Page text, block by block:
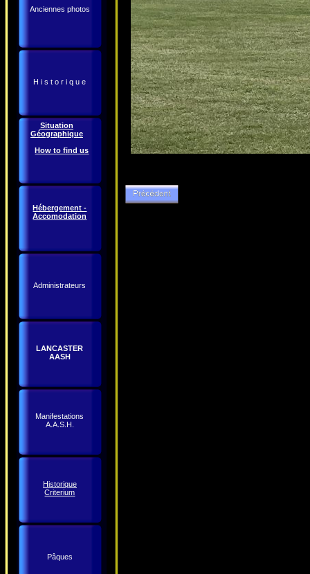
Anciennes photos
H i s t o r i q u e
Situation
Géographique
How to find us
Hébergement -
Accomodation
Administrateurs
LANCASTER
AASH
Manifestations
A.A.S.H.
Historique
Criterium
Pâques